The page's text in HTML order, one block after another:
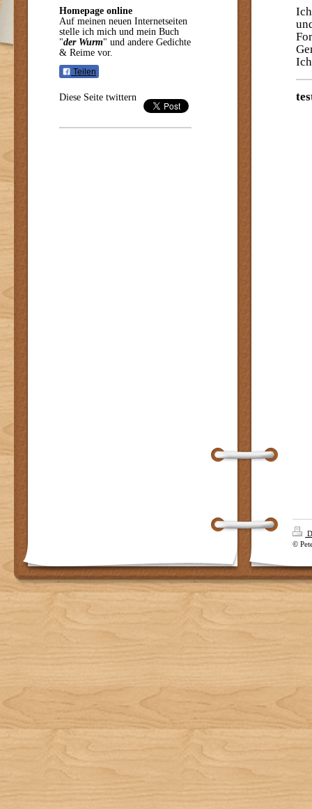
Homepage online
Auf meinen neuen Internetseiten
stelle ich mich und mein Buch
"der Wurm" und andere Gedichte
& Reime vor.
Teilen
Diese Seite twittern
©